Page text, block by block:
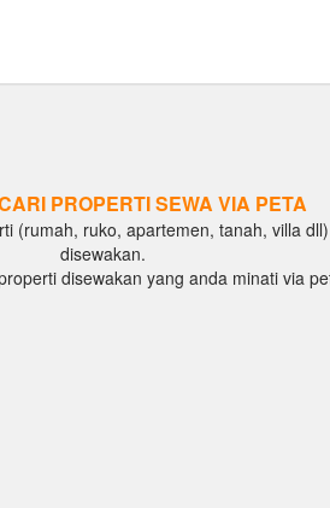
PROPERTI SEWA VIA PETA
(rumah, ruko, apartemen, tanah, villa dll)
disewakan.
disewakan yang anda minati via